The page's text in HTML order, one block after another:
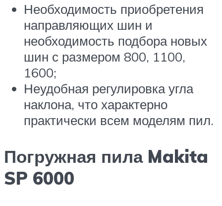
Необходимость приобретения
направляющих шин и
необходимость подбора новых
шин с размером 800, 1100,
1600;
Неудобная регулировка угла
наклона, что характерно
практически всем моделям пил.
Погружная пила Makita
SP 6000